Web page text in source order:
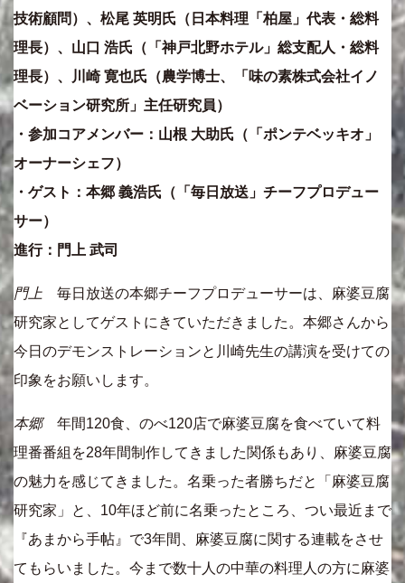
技術顧問）、松尾 英明氏（日本料理「柏屋」代表・総料
理長）、山口 浩氏（「神戸北野ホテル」総支配人・総料
理長）、川崎 寛也氏（農学博士、「味の素株式会社イノ
ベーション研究所」主任研究員）
・参加コアメンバー：山根 大助氏（「ポンテベッキオ」
オーナーシェフ）
・ゲスト：本郷 義浩氏（「毎日放送」チーフプロデュー
サー）
進行：門上 武司
門上 毎日放送の本郷チーフプロデューサーは、麻婆豆腐
研究家としてゲストにきていただきました。本郷さんから
今日のデモンストレーションと川崎先生の講演を受けての
印象をお願いします。
本郷年間120食、のべ120店で麻婆豆腐を食べていて料
理番番組を28年間制作してきました関係もあり、麻婆豆腐
の魅力を感じてきました。名乗った者勝ちだと「麻婆豆腐
研究家」と、10年ほど前に名乗ったところ、つい最近まで
『あまから手帖』で3年間、麻婆豆腐に関する連載をさせ
てもらいました。今まで数十人の中華の料理人の方に麻婆